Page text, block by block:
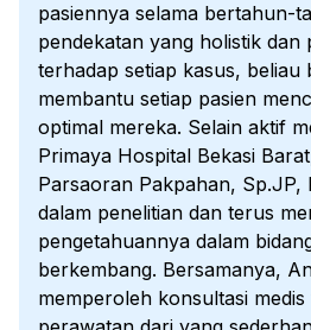
pasiennya selama bertahun-
pendekatan yang holistik dan
terhadap setiap kasus,
membantu setiap pasien
optimal mereka. Selain aktif
Primaya Hospital Bekasi
Parsaoran Pakpahan, Sp.JP,
dalam penelitian dan terus
pengetahuannya dalam
berkembang. Bersamanya,
memperoleh konsultasi